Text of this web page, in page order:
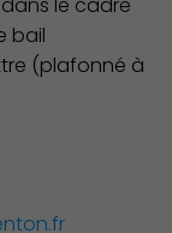
le cadre
bail
(plafonné à